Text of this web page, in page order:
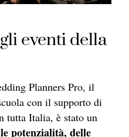
eventi della
Planners Pro, il
con il supporto di
tutta Italia, è stato un
potenzialità, delle